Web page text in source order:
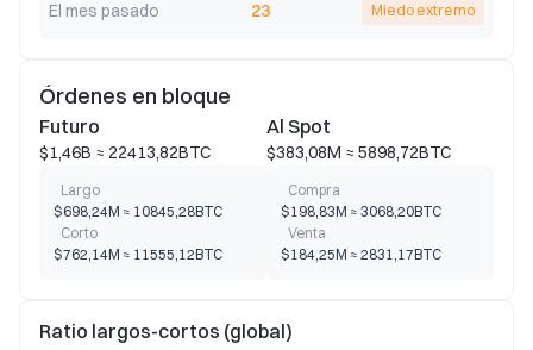
El mes pasado 23 Miedo extremo
Órdenes en bloque
Futuro
$1,46B ≈ 22413,82BTC
Largo
$698,24M ≈ 10845,28BTC
Corto
$762,14M ≈ 11555,12BTC
Al Spot
$383,08M ≈ 5898,72BTC
Compra
$198,83M ≈ 3068,20BTC
Venta
$184,25M ≈ 2831,17BTC
Ratio largos-cortos (global)